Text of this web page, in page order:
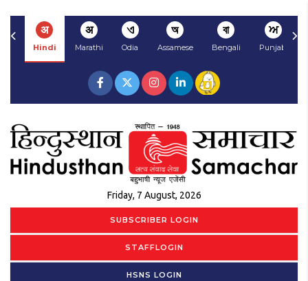
अ
Hindi
अ
Marathi
ଏ
Odia
অ
Assamese
বা
Bengali
ਅ
Punjabi
Friday, 7 August, 2026
SUBSCRIBER LOGIN
STAFFLOGIN
HSNS LOGIN